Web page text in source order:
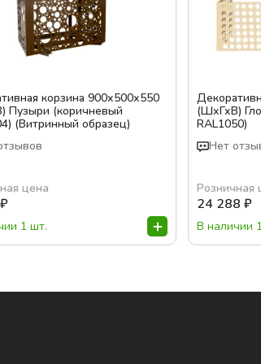
корзина 900х500х550
Пузыри (коричневый
(Витринный образец)
цена
1 шт.
(ШхГхВ)
RAL1050)
Нет
Розничная
24 288 ₽
В наличии